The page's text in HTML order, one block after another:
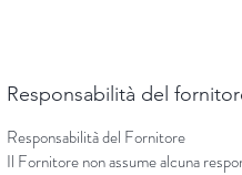
Responsabilità del
Responsabilità del Fornitore
Il Fornitore non assume alcuna